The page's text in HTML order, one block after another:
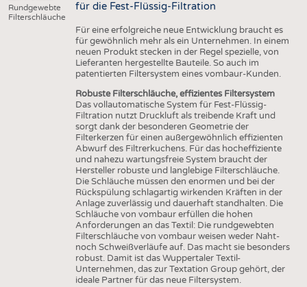
Rundgewebte
Filterschläuche
für die Fest-Flüssig-Filtration
Für eine erfolgreiche neue Entwicklung braucht es
für gewöhnlich mehr als ein Unternehmen. In einem
neuen Produkt stecken in der Regel spezielle, von
Lieferanten hergestellte Bauteile. So auch im
patentierten Filtersystem eines vombaur-Kunden.
Robuste Filterschläuche, effizientes Filtersystem
Das vollautomatische System für Fest-Flüssig-
Filtration nutzt Druckluft als treibende Kraft und
sorgt dank der besonderen Geometrie der
Filterkerzen für einen außergewöhnlich effizienten
Abwurf des Filtrerkuchens. Für das hocheffiziente
und nahezu wartungsfreie System braucht der
Hersteller robuste und langlebige Filterschläuche.
Die Schläuche müssen den enormen und bei der
Rückspülung schlagartig wirkenden Kräften in der
Anlage zuverlässig und dauerhaft standhalten. Die
Schläuche von vombaur erfüllen die hohen
Anforderungen an das Textil: Die rundgewebten
Filterschläuche von vombaur weisen weder Naht-
noch Schweißverläufe auf. Das macht sie besonders
robust. Damit ist das Wuppertaler Textil-
Unternehmen, das zur Textation Group gehört, der
ideale Partner für das neue Filtersystem.